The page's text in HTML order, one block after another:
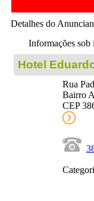
Detalhes do
Informações sob
Hotel
Rua
Bairro
CEP